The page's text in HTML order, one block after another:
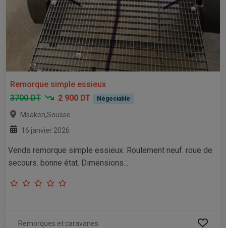
Remorque simple essieux
3700 DT
2 900 DT Négociable
Msaken,Sousse
16 janvier 2026
Vends remorque simple essieux. Roulement neuf. roue de
secours. bonne état. Dimensions...
Remorques et caravanes